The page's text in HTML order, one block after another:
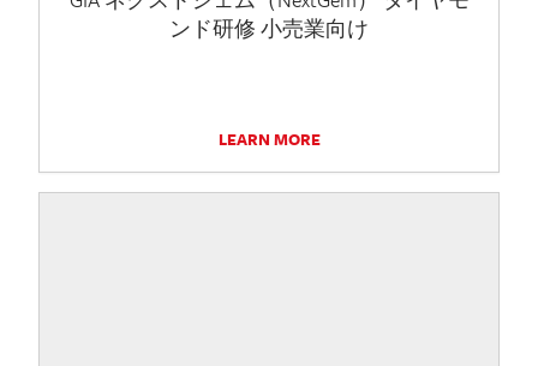
ンド研修 小売業向け
LEARN MORE